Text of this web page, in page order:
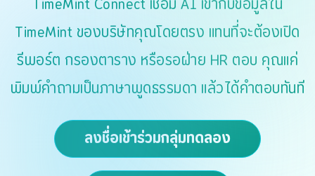
TimeMint ของบริษัทคุณโดยตรง แทนที่จะต้องเปิด
รีพอร์ต กรองตาราง หรือรอฝ่าย HR ตอบ คุณแค่
พิมพ์คำถามเป็นภาษาพูดธรรมดา แล้วได้คำตอบทันที
ลงชื่อเข้าร่วมกลุ่มทดลอง